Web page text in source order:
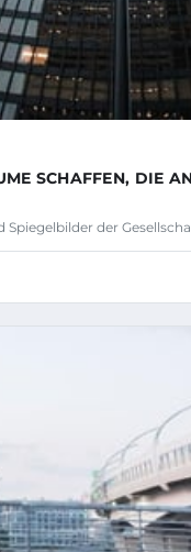
SCHAFFEN, DIE
der